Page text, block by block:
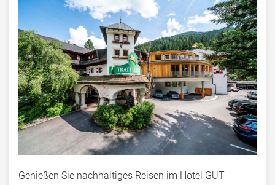
Genießen Sie nachhaltiges Reisen im Hotel GUT